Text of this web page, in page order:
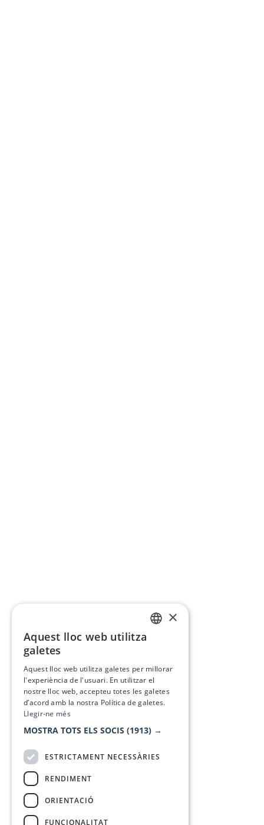
×
Aquest lloc web utilitza
galetes
Aquest lloc web utilitza galetes per millorar
l'experiència de l'usuari. En utilitzar el
nostre lloc web, accepteu totes les galetes
d’acord amb la nostra Política de galetes.
Llegir-ne més
MOSTRA TOTS ELS SOCIS (1913) →
ESTRICTAMENT NECESSÀRIES
RENDIMENT
ORIENTACIÓ
FUNCIONALITAT